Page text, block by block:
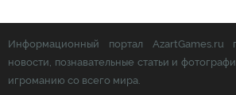
Информационный портал AzartGames.ru
новости, познавательные статьи и
игроманию со всего мира.